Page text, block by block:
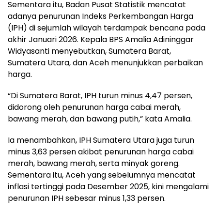
Sementara itu, Badan Pusat Statistik mencatat
adanya penurunan Indeks Perkembangan Harga
(IPH) di sejumlah wilayah terdampak bencana pada
akhir Januari 2026. Kepala BPS Amalia Adininggar
Widyasanti menyebutkan, Sumatera Barat,
Sumatera Utara, dan Aceh menunjukkan perbaikan
harga.
“Di Sumatera Barat, IPH turun minus 4,47 persen,
didorong oleh penurunan harga cabai merah,
bawang merah, dan bawang putih,” kata Amalia.
Ia menambahkan, IPH Sumatera Utara juga turun
minus 3,63 persen akibat penurunan harga cabai
merah, bawang merah, serta minyak goreng.
Sementara itu, Aceh yang sebelumnya mencatat
inflasi tertinggi pada Desember 2025, kini mengalami
penurunan IPH sebesar minus 1,33 persen.